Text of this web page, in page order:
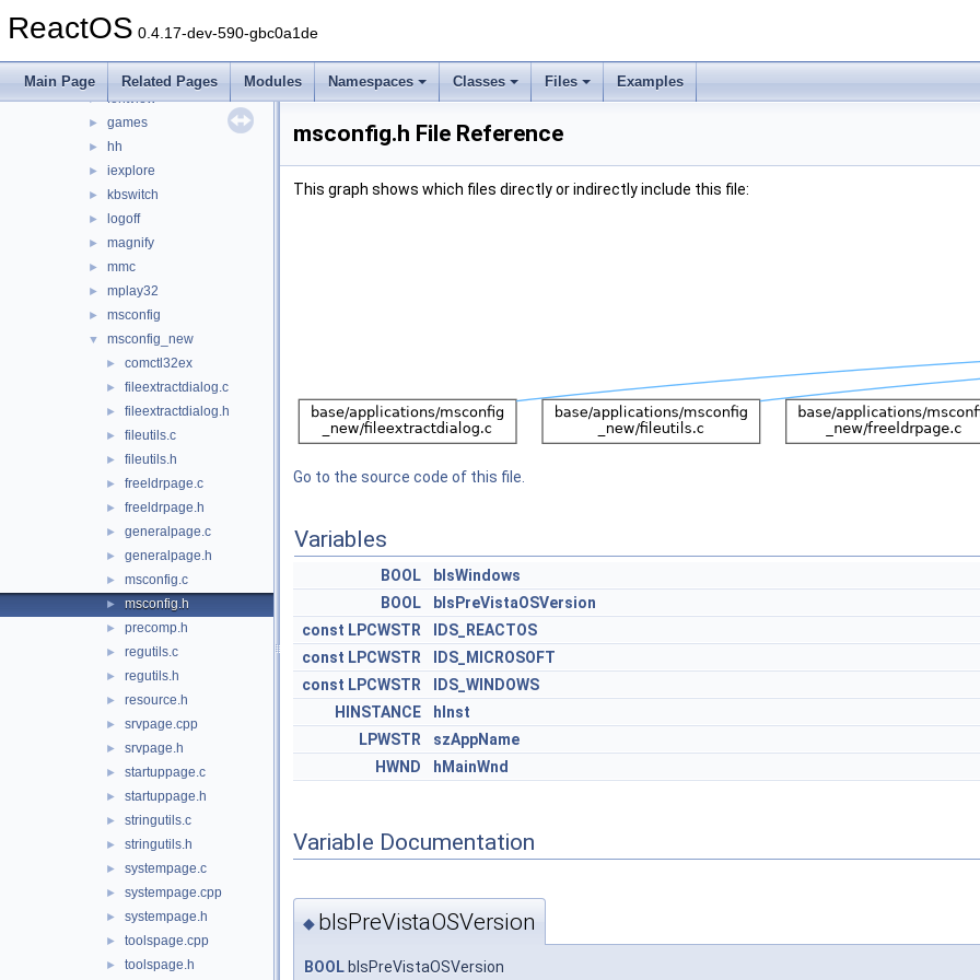
ReactOS 0.4.17-dev-590-gbc0a1de
Main Page Related Pages Modules Namespaces Classes Files Examples
► extrac32
fltmc
► fontview
► games
► hh
► iexplore
► kbswitch
► logoff
► magnify
► mmc
► mplay32
► msconfig
▼ msconfig_new
► comctl32ex
► fileextractdialog.c
► fileextractdialog.h
► fileutils.c
► fileutils.h
► freeldrpage.c
► freeldrpage.h
► generalpage.c
► generalpage.h
► msconfig.c
► msconfig.h
► precomp.h
► regutils.c
► regutils.h
► resource.h
► srvpage.cpp
► srvpage.h
► startuppage.c
► startuppage.h
► stringutils.c
► stringutils.h
► systempage.c
► systempage.cpp
► systempage.h
► toolspage.cpp
► toolspage.h
msconfig.h File Reference
This graph shows which files directly or indirectly include this file:
Go to the source code of this file.
Variables
BOOL
bIsWindows
BOOL
bIsPreVistaOSVersion
const LPCWSTR
IDS_REACTOS
const LPCWSTR
IDS_MICROSOFT
const LPCWSTR
IDS_WINDOWS
HINSTANCE
hInst
LPWSTR
szAppName
HWND
hMainWnd
Variable Documentation
◆ bIsPreVistaOSVersion
BOOLbIsPreVistaOSVersion